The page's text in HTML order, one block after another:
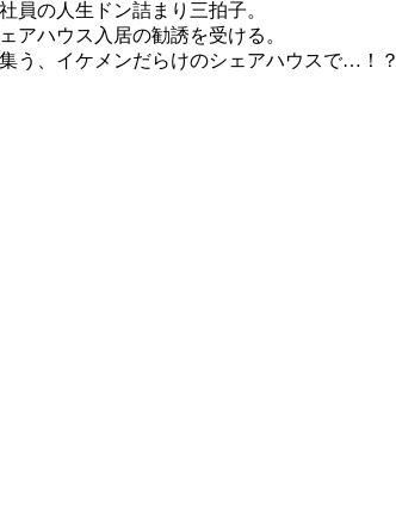
員の人生ドン詰まり三拍子。
アハウス入居の勧誘を受ける。
う、イケメンだらけのシェアハウスで…！？